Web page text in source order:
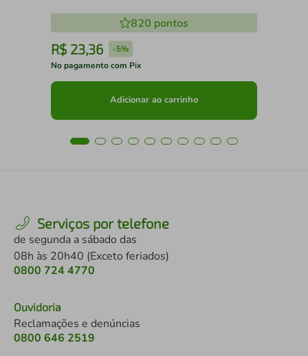
820 pontos
R$ 23,36 -5%
No pagamento com Pix
Adicionar ao carrinho
Serviços por telefone
de segunda a sábado das
08h às 20h40 (Exceto feriados)
0800 724 4770
Ouvidoria
Reclamações e denúncias
0800 646 2519